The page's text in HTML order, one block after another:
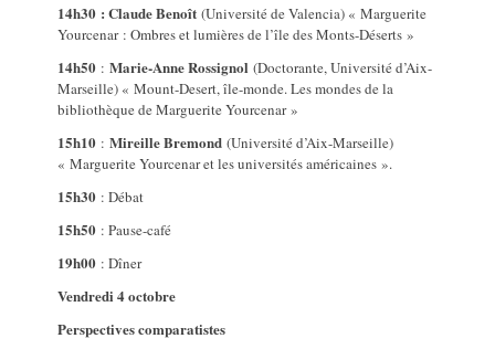
14h30 : Claude Benoît (Université de Valencia) « Marguerite
Yourcenar : Ombres et lumières de l’île des Monts-Déserts »
14h50 :Marie-Anne Rossignol (Doctorante, Université d’Aix-
Marseille) « Mount-Desert, île-monde. Les mondes de la
bibliothèque de Marguerite Yourcenar »
15h10 :Mireille Bremond (Université d’Aix-Marseille)
« Marguerite Yourcenar et les universités américaines ».
15h30 : Débat
15h50 : Pause-café
19h00 : Dîner
Vendredi 4 octobre
Perspectives comparatistes